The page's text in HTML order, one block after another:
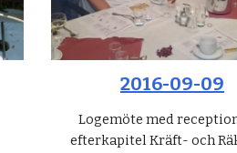
2016-09-09
Logemöte med
efterkapitel Kräft- och